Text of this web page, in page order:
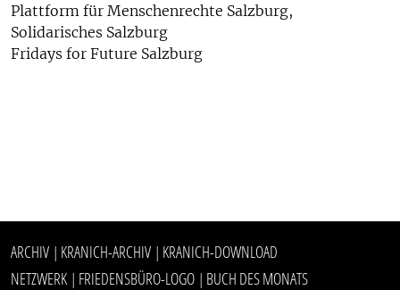
Plattform für Menschenrechte Salzburg,
Solidarisches Salzburg
Fridays for Future Salzburg
ARCHIV | KRANICH-ARCHIV | KRANICH-DOWNLOAD
NETZWERK | FRIEDENSBÜRO-LOGO | BUCH DES MONATS